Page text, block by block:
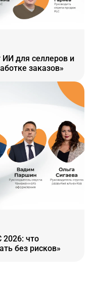
для селлеров и
заказов»
что
без рисков»